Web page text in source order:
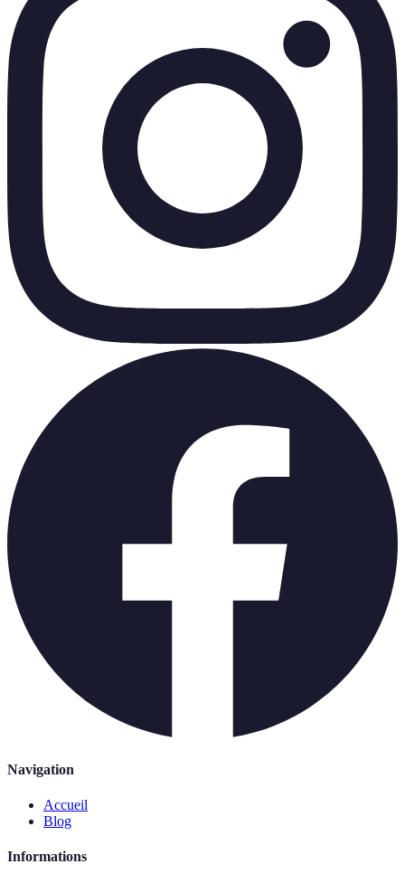
Navigation
Accueil
Blog
Informations